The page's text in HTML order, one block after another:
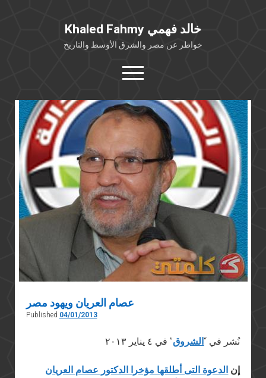
Khaled Fahmy خالد فهمي
خواطر عن مصر والشرق الأوسط والتاريخ
open
menu
twitterfacebook
كتابات أكاديمية
مقالات صحافية
بوستات من فيسبوك
مقابلات في الإعلام
Languages
عصام العريان ويهود مصر
Published 04/01/2013
نُشر في “الشروق” في ٤ يناير ٢٠١٣
إن الدعوة التى أطلقها مؤخرا الدكتور عصام العريان